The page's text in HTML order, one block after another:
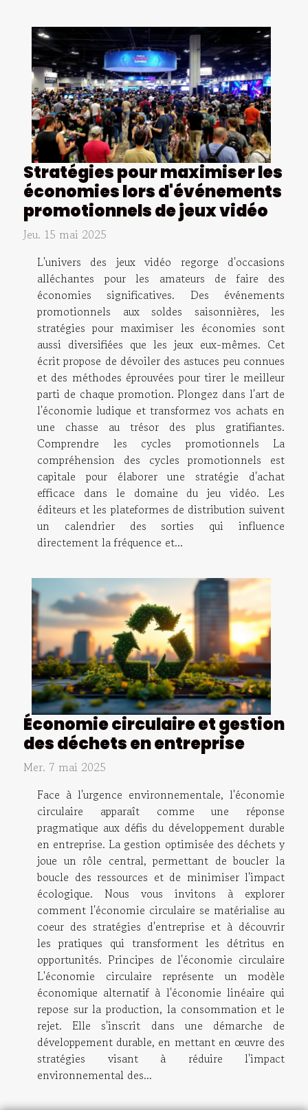
Stratégies pour maximiser les
économies lors d'événements
promotionnels de jeux vidéo
Jeu. 15 mai 2025
L'univers des jeux vidéo regorge d'occasions
alléchantes pour les amateurs de faire des
économies significatives. Des événements
promotionnels aux soldes saisonnières, les
stratégies pour maximiser les économies sont
aussi diversifiées que les jeux eux-mêmes. Cet
écrit propose de dévoiler des astuces peu connues
et des méthodes éprouvées pour tirer le meilleur
parti de chaque promotion. Plongez dans l'art de
l'économie ludique et transformez vos achats en
une chasse au trésor des plus gratifiantes.
Comprendre les cycles promotionnels La
compréhension des cycles promotionnels est
capitale pour élaborer une stratégie d'achat
efficace dans le domaine du jeu vidéo. Les
éditeurs et les plateformes de distribution suivent
un calendrier des sorties qui influence
directement la fréquence et...
Économie circulaire et gestion
des déchets en entreprise
Mer. 7 mai 2025
Face à l'urgence environnementale, l'économie
circulaire apparaît comme une réponse
pragmatique aux défis du développement durable
en entreprise. La gestion optimisée des déchets y
joue un rôle central, permettant de boucler la
boucle des ressources et de minimiser l'impact
écologique. Nous vous invitons à explorer
comment l'économie circulaire se matérialise au
coeur des stratégies d'entreprise et à découvrir
les pratiques qui transforment les détritus en
opportunités. Principes de l'économie circulaire
L'économie circulaire représente un modèle
économique alternatif à l'économie linéaire qui
repose sur la production, la consommation et le
rejet. Elle s'inscrit dans une démarche de
développement durable, en mettant en œuvre des
stratégies visant à réduire l'impact
environnemental des...